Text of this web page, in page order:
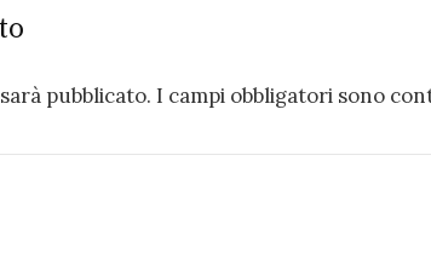
pubblicato. I campi obbligatori sono